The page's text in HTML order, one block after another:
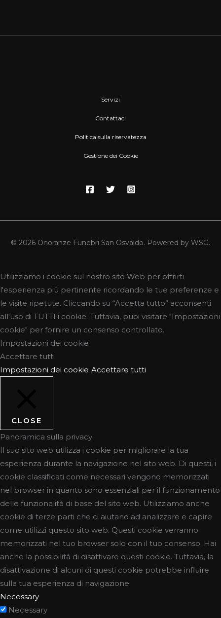
Servizi
Contattaci
Politica sulla riservatezza
Gestione dei Cookie
© 2026 Onoranze Funebri San Osvaldo. Powered by WSG.
Utilizziamo i cookie sul nostro sito Web per offrirti
l'esperienza più pertinente ricordando le tue preferenze e
le visite ripetute. Cliccando su “Accetta tutto” acconsenti
all'uso di TUTTI i cookie. Tuttavia, puoi visitare "Impostazioni
cookie" per fornire un consenso controllato.
Impostazioni dei cookie
Accettare tutti
Impostazioni dei cookie Accettare tutti
CLOSE
Panoramica sulla privacy
Il suo sito web utilizza i cookie per migliorare la tua
esperienza durante la navigazione nel sito web. Di questi, i
cookie classificati come necessari vengono memorizzati
nel browser in quanto sono essenziali per il funzionamento
delle funzionalità di base del sito web. Utilizziamo anche
cookie di terze parti che ci aiutano ad analizzare e capire
come utilizzi questo sito web. Questi cookie verranno
memorizzati nel tuo browser solo con il tuo consenso. Hai
anche la possibilità di disattivare questi cookie. Tuttavia, la
disattivazione di alcuni di questi cookie potrebbe influire
sulla tua esperienza di navigazione.
Necessary
Necessary